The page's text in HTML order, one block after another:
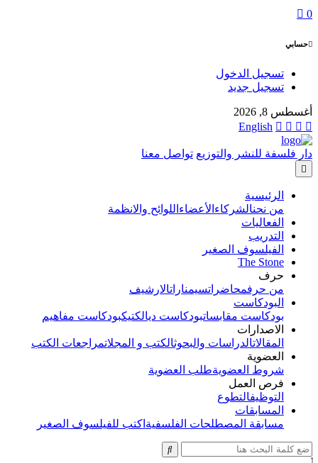
0
حسابي
تسجيل الدخول
تسجيل جديد
أغسطس 8, 2026
English
دار فلسفة للنشر والتوزيع تواصل معنا
الرئيسية
من نحنالشركاء الأعضاء اللوائح والانظمة
الفعاليات
التدريب
الفيلسوف الصغير
The Stone
حرف
من حرفمحاضراتسيمناراتالارشيف
البودكاست
بودكاست مقابساتبودكاست ديالكتيكبودكاست مفاهيم
الاصدارات
المقالاتالدراسات والبحوثالكتب و المجلاتمراجعات الكتب
العضوية
شروط العضويةطلب العضوية
فرص العمل
التوظيفالتطوع
المسابقات
مسابقة المصطلحات الفلسفية اكتب للفيلسوف الصغير